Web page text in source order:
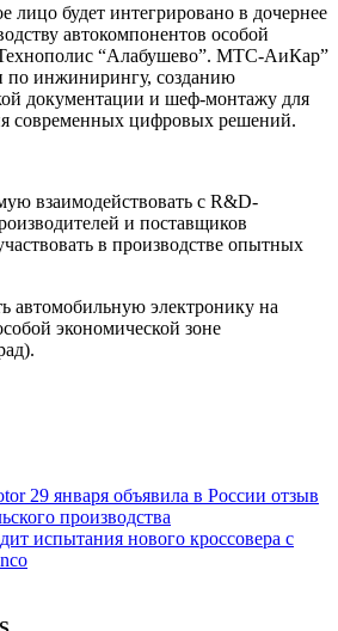
лицо будет интегрировано в дочернее
автокомпонентов особой
“Алабушево”. МТС-АиКар”
по инжинирингу, созданию
документации и шеф-монтажу для
современных цифровых решений.
взаимодействовать с R&D-
и поставщиков
в производстве опытных
автомобильную электронику на
экономической зоне
29 января объявила в России отзыв
производства
испытания нового кроссовера с